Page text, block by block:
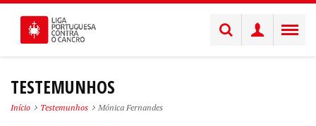
TESTEMUNHOS
Início Testemunhos Mónica Fernandes